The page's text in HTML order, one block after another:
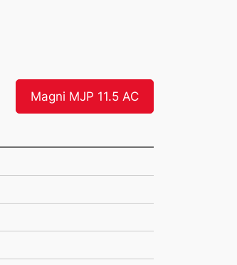
Magni MJP 11.5 AC